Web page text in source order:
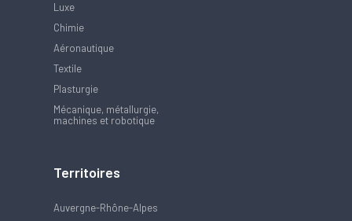
Luxe
Chimie
Aéronautique
Textile
Plasturgie
Mécanique, métallurgie,
machines et robotique
Territoires
Auvergne-Rhône-Alpes